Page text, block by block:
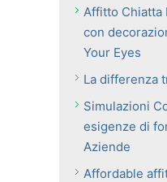
Affitto Chiatta
con
Your Eyes
La differenza
Simulazioni
esigenze di
Aziende
Affordable